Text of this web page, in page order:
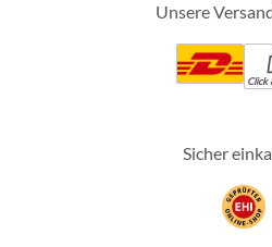
Unsere
Click
Sicher